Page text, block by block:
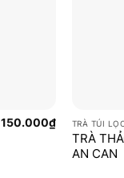
150.000₫ TRÀ TÚI
TRÀ
AN CAN